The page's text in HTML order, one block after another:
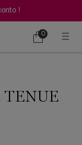
!
Carrello
0
0 prodotto
TENUE